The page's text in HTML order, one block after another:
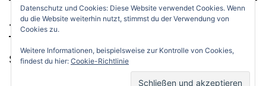
Datenschutz und Cookies: Diese Website verwendet Cookies. Wenn
du die Website weiterhin nutzt, stimmst du der Verwendung von
Cookies zu.
Weitere Informationen, beispielsweise zur Kontrolle von Cookies,
findest du hier: Cookie-Richtlinie
THINGS TO DO
Stolz präsentiert vonWordPress